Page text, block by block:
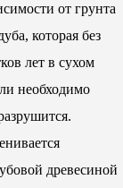
от грунта
которая без
лет в сухом
необходимо
древесиной